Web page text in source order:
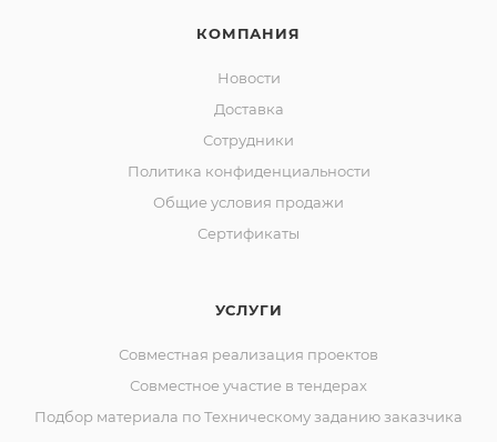
КОМПАНИЯ
Новости
Доставка
Сотрудники
Политика конфиденциальности
Общие условия продажи
Сертификаты
УСЛУГИ
Совместная реализация проектов
Совместное участие в тендерах
Подбор материала по Техническому заданию заказчика